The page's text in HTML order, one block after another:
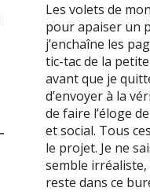
Les volets de
pour apaiser un
j’enchaîne les
tic-tac de la
avant que je
d’envoyer à la
de faire l’éloge
et social. Tous
le projet. Je ne
semble irréaliste,
reste dans ce